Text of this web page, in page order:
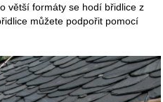
větší formáty se hodí břidlice z
můžete podpořit pomocí